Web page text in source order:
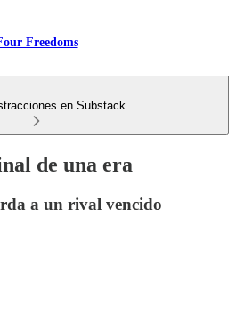
Freedoms
en Substack
de una era
a un rival vencido